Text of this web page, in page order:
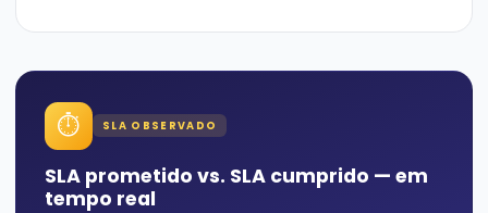
⏱ SLA OBSERVADO
SLA prometido vs. SLA cumprido — em
tempo real